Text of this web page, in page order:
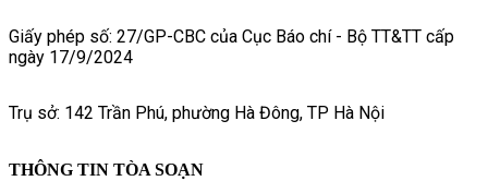
Giấy phép số: 27/GP-CBC của Cục Báo chí - Bộ TT&TT cấp
ngày 17/9/2024
Trụ sở: 142 Trần Phú, phường Hà Đông, TP Hà Nội
THÔNG TIN TÒA SOẠN